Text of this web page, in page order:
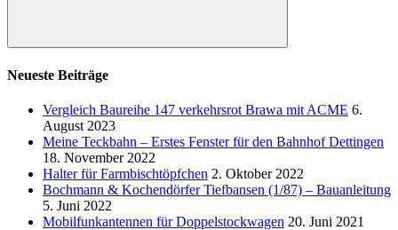
Suchen
Neueste Beiträge
Vergleich Baureihe 147 verkehrsrot Brawa mit ACME 6.
August 2023
Meine Teckbahn – Erstes Fenster für den Bahnhof Dettingen
18. November 2022
Halter für Farmbischtöpfchen 2. Oktober 2022
Bochmann & Kochendörfer Tiefbansen (1/87) – Bauanleitung
5. Juni 2022
Mobilfunkantennen für Doppelstockwagen 20. Juni 2021